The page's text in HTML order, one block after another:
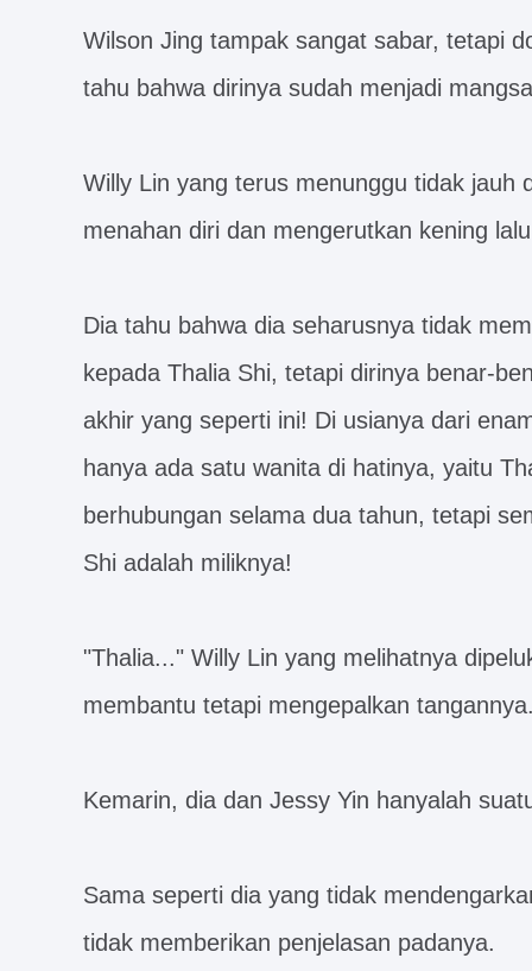
Wilson Jing tampak sangat sabar, tetapi
tahu bahwa dirinya sudah menjadi
Willy Lin yang terus menunggu tidak jauh
menahan diri dan mengerutkan kening
Dia tahu bahwa dia seharusnya tidak
kepada Thalia Shi, tetapi dirinya benar-
akhir yang seperti ini! Di usianya dari
hanya ada satu wanita di hatinya, yaitu
berhubungan selama dua tahun, tetapi
Shi adalah miliknya!
"Thalia..." Willy Lin yang melihatnya
membantu tetapi mengepalkan
Kemarin, dia dan Jessy Yin hanyalah
Sama seperti dia yang tidak
tidak memberikan penjelasan padanya.